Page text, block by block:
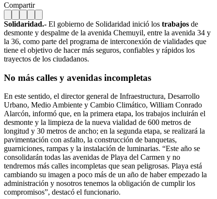
Compartir
Solidaridad.- El gobierno de Solidaridad inició los trabajos de
desmonte y despalme de la avenida Chemuyil, entre la avenida 34 y
la 36, como parte del programa de interconexión de vialidades que
tiene el objetivo de hacer más seguros, confiables y rápidos los
trayectos de los ciudadanos.
No más calles y avenidas incompletas
En este sentido, el director general de Infraestructura, Desarrollo
Urbano, Medio Ambiente y Cambio Climático, William Conrado
Alarcón, informó que, en la primera etapa, los trabajos incluirán el
desmonte y la limpieza de la nueva vialidad de 600 metros de
longitud y 30 metros de ancho; en la segunda etapa, se realizará la
pavimentación con asfalto, la construcción de banquetas,
guarniciones, rampas y la instalación de luminarias. “Este año se
consolidarán todas las avenidas de Playa del Carmen y no
tendremos más calles incompletas que sean peligrosas. Playa está
cambiando su imagen a poco más de un año de haber empezado la
administración y nosotros tenemos la obligación de cumplir los
compromisos”, destacó el funcionario.